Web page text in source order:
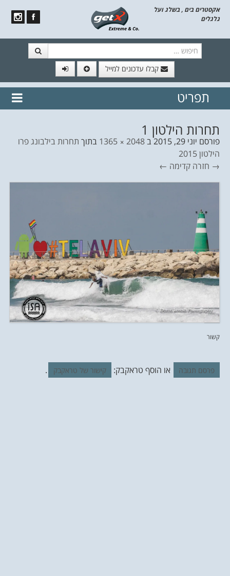
אקסטרים בים , בשלג ועל
גלגלים
קבלו עדכונים למייל
// הצטרף לרשימת תפוצה!
נשמח
תפריט
תחרות הילטון 1
פורסם יוני 29, 2015 ב2048 × 1365 בתוך תחרות בילבונג פרו
הילטון 2015
→ חזרה קדימה ←
קשור
פרסם תגובה או הוסף טראקבק: קישור של טראקבק .